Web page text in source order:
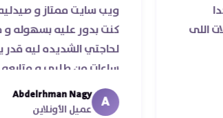
ويب سايت ممتاز و صيدليه ممتازه
كنت بدور عليه بسهوله و من غير
لحاجتي الشديده ليه قدر يوصله ف
ساعات من طلبي و متابعه الدكتور
ما استلمت بالرغم من انتهاء موعد
معايا لحد ما استلمت ..شكرا جزيلا ليكم
Abdelrhman Nagy
عميل الأونلاين